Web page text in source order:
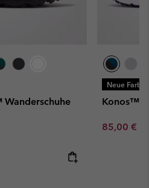
Neue
Konos™
Minimum
85,00 €